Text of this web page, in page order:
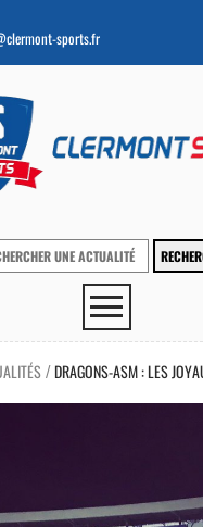
sports.fr
/DRAGONS-ASM : LES